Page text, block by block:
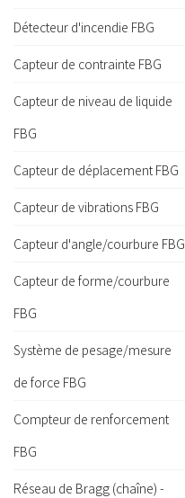
Détecteur d'incendie FBG
Capteur de contrainte FBG
Capteur de niveau de liquide
FBG
Capteur de déplacement FBG
Capteur de vibrations FBG
Capteur d'angle/courbure FBG
Capteur de forme/courbure
FBG
Système de pesage/mesure
de force FBG
Compteur de renforcement
FBG
Réseau de Bragg (chaîne) -